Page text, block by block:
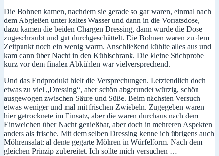
Die Bohnen kamen, nachdem sie gerade so gar waren, einmal nach
dem Abgießen unter kaltes Wasser und dann in die Vorratsdose,
dazu kamen die beiden Chargen Dressing, dann wurde die Dose
zugeschraubt und gut durchgeschüttelt. Die Bohnen waren zu dem
Zeitpunkt noch ein wenig warm. Anschließend kühlte alles aus und
kam dann über Nacht in den Kühlschrank. Die kleine Stichprobe
kurz vor dem finalen Abkühlen war vielversprechend.
Und das Endprodukt hielt die Versprechungen. Letztendlich doch
etwas zu viel „Dressing“, aber schön abgerundet würzig, schön
ausgewogen zwischen Säure und Süße. Beim nächsten Versuch
etwas weniger und mal mit frischen Zwiebeln. Zugegeben waren
hier getrocknete im Einsatz, aber die waren durchaus nach dem
Einweichen über Nacht genießbar, aber doch in mehreren Aspekten
anders als frische. Mit dem selben Dressing kenne ich übrigens auch
Möhrensalat: al dente gegarte Möhren in Würfelform. Nach dem
gleichen Prinzip zubereitet. Ich sollte mich versuchen …